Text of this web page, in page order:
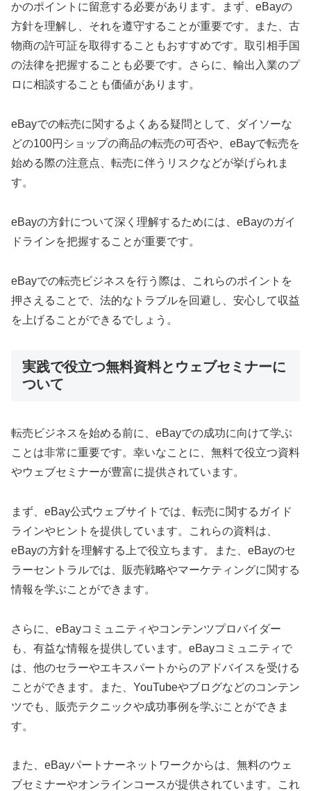
かのポイントに留意する必要があります。まず、eBayの
方針を理解し、それを遵守することが重要です。また、古
物商の許可証を取得することもおすすめです。取引相手国
の法律を把握することも必要です。さらに、輸出入業のプ
ロに相談することも価値があります。
eBayでの転売に関するよくある疑問として、ダイソーな
どの100円ショップの商品の転売の可否や、eBayで転売を
始める際の注意点、転売に伴うリスクなどが挙げられま
す。
eBayの方針について深く理解するためには、eBayのガイ
ドラインを把握することが重要です。
eBayでの転売ビジネスを行う際は、これらのポイントを
押さえることで、法的なトラブルを回避し、安心して収益
を上げることができるでしょう。
実践で役立つ無料資料とウェブセミナーに
ついて
転売ビジネスを始める前に、eBayでの成功に向けて学ぶ
ことは非常に重要です。幸いなことに、無料で役立つ資料
やウェブセミナーが豊富に提供されています。
まず、eBay公式ウェブサイトでは、転売に関するガイド
ラインやヒントを提供しています。これらの資料は、
eBayの方針を理解する上で役立ちます。また、eBayのセ
ラーセントラルでは、販売戦略やマーケティングに関する
情報を学ぶことができます。
さらに、eBayコミュニティやコンテンツプロバイダー
も、有益な情報を提供しています。eBayコミュニティで
は、他のセラーやエキスパートからのアドバイスを受ける
ことができます。また、YouTubeやブログなどのコンテン
ツでも、販売テクニックや成功事例を学ぶことができま
す。
また、eBayパートナーネットワークからは、無料のウェ
ブセミナーやオンラインコースが提供されています。これ